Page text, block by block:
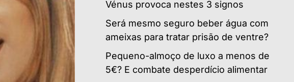
Vénus provoca nestes 3 signos
Será mesmo seguro beber água com
ameixas para tratar prisão de ventre?
Pequeno-almoço de luxo a menos de
5€? E combate desperdício alimentar